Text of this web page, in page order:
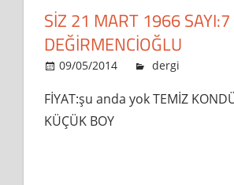
SİZ 21 MART 1966
DEĞİRMENCİOĞLU
09/05/2014 admin
dergi
FİYAT:şu anda yok TEMİZ
KÜÇÜK BOY